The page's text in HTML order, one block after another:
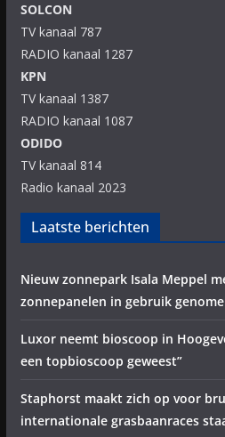
SOLCON
TV kanaal 787
RADIO kanaal 1287
KPN
TV kanaal 1387
RADIO kanaal 1087
ODIDO
TV kanaal 814
Radio kanaal 2023
Laatste berichten
Nieuw zonnepark Isala Meppel
zonnepanelen in gebruik
Luxor neemt bioscoop in
een topbioscoop geweest”
Staphorst maakt zich op voor
internationale grasbaanraces